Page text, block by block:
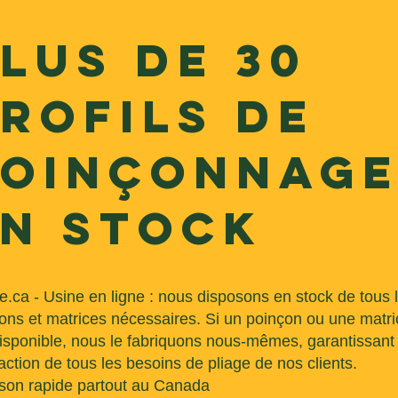
de 30
de
stock
- Usine en ligne : nous disposons en stock de tous
et matrices nécessaires. Si un poinçon ou une
nous le fabriquons nous-mêmes, garantissant
de tous les besoins de pliage de nos clients.
rapide partout au Canada